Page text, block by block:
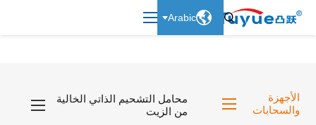


Arabic
الأجهزة
والسحابات
محامل التشحيم الذاتي الخالية
من الزيت